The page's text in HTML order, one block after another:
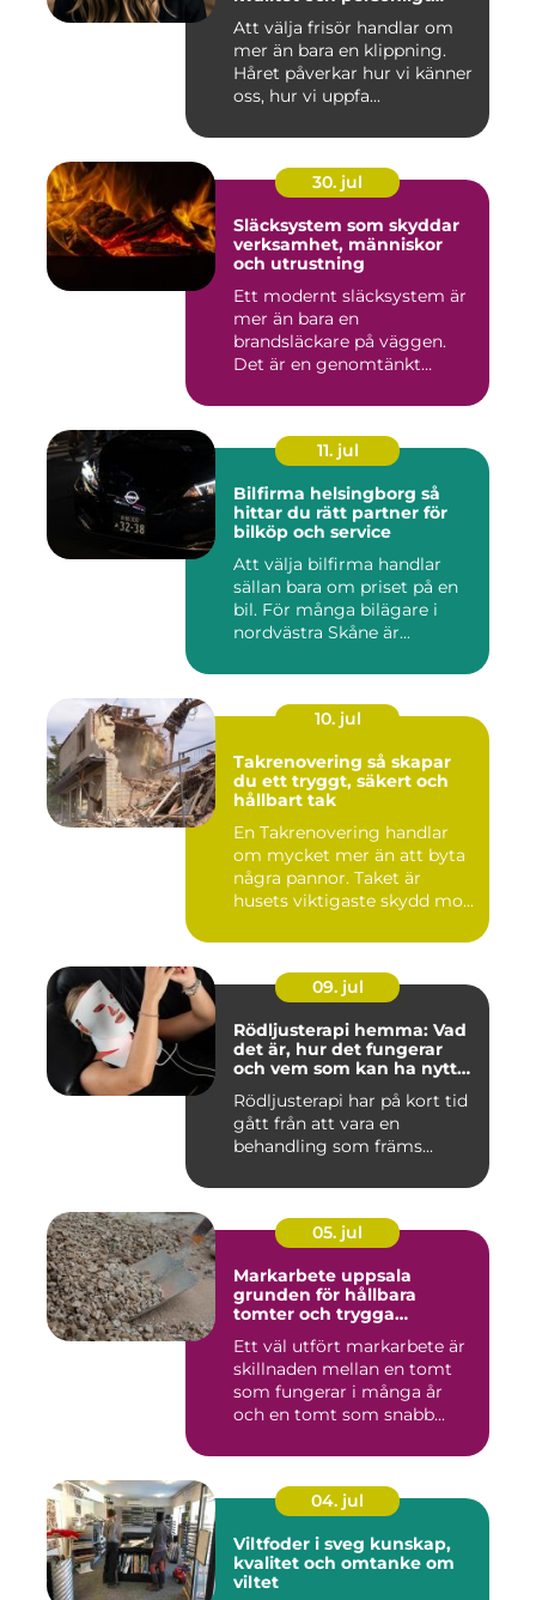
Att välja frisör handlar om
mer än bara en klippning.
Håret påverkar hur vi känner
oss, hur vi uppfa...
30. jul
Släcksystem som skyddar
verksamhet, människor
och utrustning
Ett modernt släcksystem är
mer än bara en
brandsläckare på väggen.
Det är en genomtänkt
11. jul
Bilfirma helsingborg så
hittar du rätt partner för
bilköp och service
Att välja bilfirma handlar
sällan bara om priset på en
bil. För många bilägare i
nordvästra Skåne är...
10. jul
Takrenovering så skapar
du ett tryggt, säkert och
hållbart tak
En Takrenovering handlar
om mycket mer än att byta
några pannor. Taket är
husets viktigaste skydd mo...
09. jul
Rödljusterapi hemma: Vad
det är, hur det fungerar
och vem som kan ha nytta
Rödljusterapi har på kort tid
gått från att vara en
behandling som främs...
05. jul
Markarbete uppsala
grunden för hållbara
tomter och trygga
Ett väl utfört markarbete är
skillnaden mellan en tomt
som fungerar i många år
och en tomt som snabb...
04. jul
Viltfoder i sveg kunskap,
kvalitet och omtanke om
viltet